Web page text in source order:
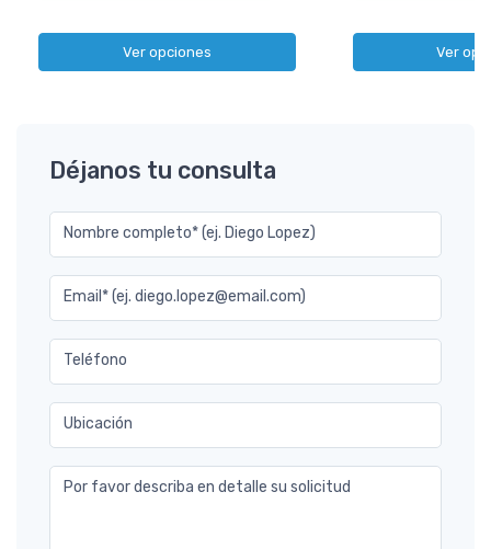
Ver opciones Ver
Déjanos tu consulta
Nombre completo* (ej. Diego Lopez)
Email* (ej. diego.lopez@email.com)
Teléfono
Ubicación
Por favor describa en detalle su solicitud